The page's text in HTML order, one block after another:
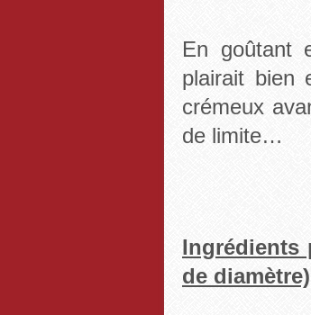
En goûtant
plairait bien
crémeux
de limite…
Ingrédients
de diamètre)